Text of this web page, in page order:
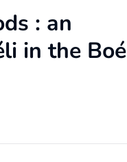
: an
in the Boé